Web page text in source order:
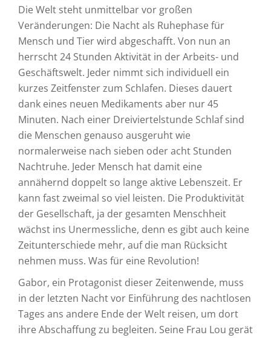
Die Welt steht unmittelbar vor großen
Veränderungen: Die Nacht als Ruhephase für
Mensch und Tier wird abgeschafft. Von nun an
herrscht 24 Stunden Aktivität in der Arbeits- und
Geschäftswelt. Jeder nimmt sich individuell ein
kurzes Zeitfenster zum Schlafen. Dieses dauert
dank eines neuen Medikaments aber nur 45
Minuten. Nach einer Dreiviertelstunde Schlaf sind
die Menschen genauso ausgeruht wie
normalerweise nach sieben oder acht Stunden
Nachtruhe. Jeder Mensch hat damit eine
annähernd doppelt so lange aktive Lebenszeit. Er
kann fast zweimal so viel leisten. Die Produktivität
der Gesellschaft, ja der gesamten Menschheit
wächst ins Unermessliche, denn es gibt auch keine
Zeitunterschiede mehr, auf die man Rücksicht
nehmen muss. Was für eine Revolution!
Gabor, ein Protagonist dieser Zeitenwende, muss
in der letzten Nacht vor Einführung des nachtlosen
Tages ans andere Ende der Welt reisen, um dort
ihre Abschaffung zu begleiten. Seine Frau Lou gerät